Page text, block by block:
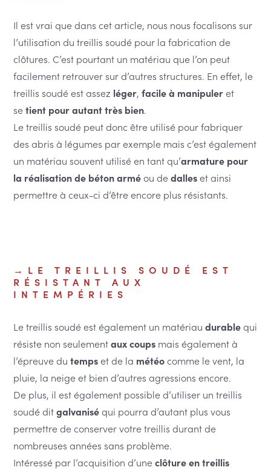
Il est vrai que dans cet article, nous nous focalisons sur
l’utilisation du treillis soudé pour la fabrication de
clôtures. C’est pourtant un matériau que l’on peut
facilement retrouver sur d’autres structures. En effet, le
treillis soudé est assez léger,facile à manipuleret
setient pour autant très bien.
Le treillis soudé peut donc être utilisé pour fabriquer
des abris à légumes par exemple mais c’est également
un matériau souvent utilisé en tant qu’armature pour
la réalisation de béton arméou dedalleset ainsi
permettre à ceux-ci d’être encore plus résistants.
LE TREILLIS SOUDÉ EST
RÉSISTANT AUX
INTEMPÉRIES
Le treillis soudé est également un matériaudurablequi
résiste non seulementaux coups mais également à
l’épreuve dutempset de la météocomme le vent, la
pluie, la neige et bien d’autres agressions encore.
De plus, il est également possible d’utiliser un treillis
soudé ditgalvaniséqui pourra d’autant plus vous
permettre de conserver votre treillis durant de
nombreuses années sans problème.
Intéressé par l’acquisition d’uneclôture en treillis